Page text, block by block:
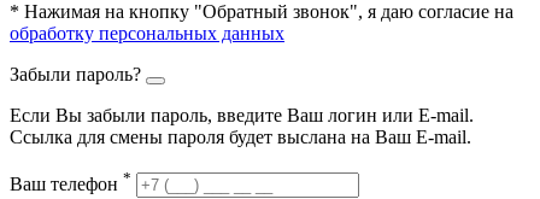
* Нажимая на кнопку "Обратный звонок", я даю согласие на
обработку персональных данных
Забыли пароль?
Если Вы забыли пароль, введите Ваш логин или Е-mail.
Ссылка для смены пароля будет выслана на Ваш E-mail.
Ваш телефон *